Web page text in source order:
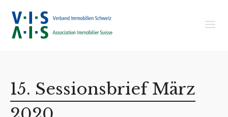
15. Sessionsbrief März